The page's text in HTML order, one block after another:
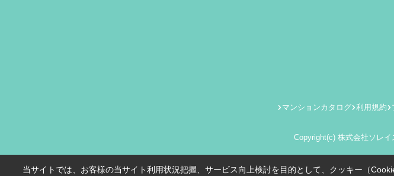
マンションカタログ 利用規約
Copyright(c) 株式会社ソレ
当サイトでは、お客様の当サイト利用状況把握、サービス向上検討を目的として、クッキー（